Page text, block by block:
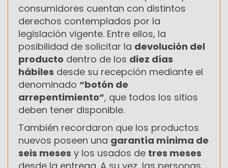
consumidores cuentan con distintos
derechos contemplados por la
legislación vigente. Entre ellos, la
posibilidad de solicitar la devolución del
producto dentro de los diez días
hábiles desde su recepción mediante el
denominado “botón de
arrepentimiento”, que todos los sitios
deben tener disponible.
También recordaron que los productos
nuevos poseen una garantía mínima de
seis meses y los usados de tres meses